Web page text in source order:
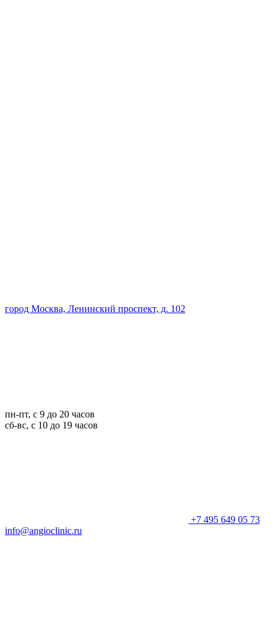
город Москва, Ленинский проспект, д. 102
пн-пт, с 9 до 20 часов
сб-вс, с 10 до 19 часов
+7 495 649 05 73
info@angioclinic.ru